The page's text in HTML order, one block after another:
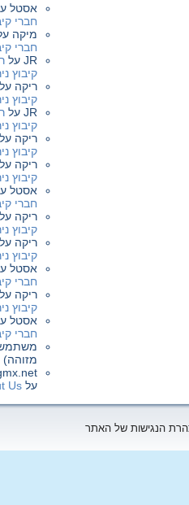
אסטל
חברי
מיקה
חברי
JR על
קיבוץ
ריקה על
קיבוץ
JR על
קיבוץ
ריקה על
קיבוץ
ריקה על
קיבוץ
אסטל
חברי
ריקה על
קיבוץ
ריקה על
קיבוץ
אסטל
חברי
ריקה על
קיבוץ
אסטל
חברי
משתמש
מזוהה)
על Us
הנגישות של האתר